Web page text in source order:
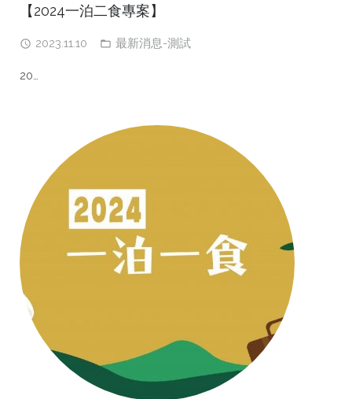
【2024一泊二食專案】
2023.11.10 最新消息-測試
20…